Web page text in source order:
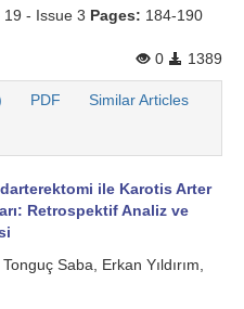
19 - Issue 3 Pages: 184-190
0
1389
PDF Similar Articles
ile Karotis Arter
Retrospektif Analiz ve
Saba, Erkan Yıldırım,